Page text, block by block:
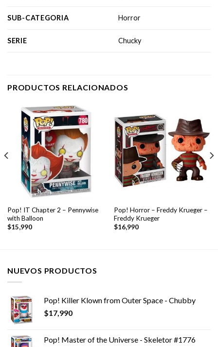
SUB-CATEGORIA Horror
SERIE Chucky
PRODUCTOS RELACIONADOS
Pop! IT Chapter 2 – Pennywise
with Balloon
$15,990
Pop! Horror – Freddy Krueger –
Freddy Krueger
$16,990
NUEVOS PRODUCTOS
Pop! Killer Klown from Outer Space - Chubby
$17,990
Pop! Master of the Universe - Skeletor #1776